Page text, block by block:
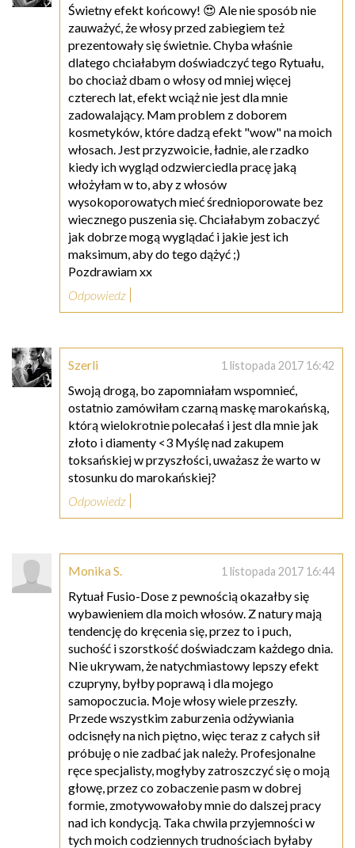
Świetny efekt końcowy! 😍 Ale nie sposób nie
zauważyć, że włosy przed zabiegiem też
prezentowały się świetnie. Chyba właśnie
dlatego chciałabym doświadczyć tego Rytuału,
bo chociaż dbam o włosy od mniej więcej
czterech lat, efekt wciąż nie jest dla mnie
zadowalający. Mam problem z doborem
kosmetyków, które dadzą efekt "wow" na moich
włosach. Jest przyzwoicie, ładnie, ale rzadko
kiedy ich wygląd odzwierciedla pracę jaką
włożyłam w to, aby z włosów
wysokoporowatych mieć średnioporowate bez
wiecznego puszenia się. Chciałabym zobaczyć
jak dobrze mogą wyglądać i jakie jest ich
maksimum, aby do tego dążyć ;)
Pozdrawiam xx
Odpowiedz
Szerli 1 listopada 2017 16:42
Swoją drogą, bo zapomniałam wspomnieć,
ostatnio zamówiłam czarną maskę marokańską,
którą wielokrotnie polecałaś i jest dla mnie jak
złoto i diamenty <3 Myślę nad zakupem
toksańskiej w przyszłości, uważasz że warto w
stosunku do marokańskiej?
Odpowiedz
Monika S. 1 listopada 2017 16:44
Rytuał Fusio-Dose z pewnością okazałby się
wybawieniem dla moich włosów. Z natury mają
tendencję do kręcenia się, przez to i puch,
suchość i szorstkość doświadczam każdego dnia.
Nie ukrywam, że natychmiastowy lepszy efekt
czupryny, byłby poprawą i dla mojego
samopoczucia. Moje włosy wiele przeszły.
Przede wszystkim zaburzenia odżywiania
odcisnęły na nich piętno, więc teraz z całych sił
próbuję o nie zadbać jak należy. Profesjonalne
ręce specjalisty, mogłyby zatroszczyć się o moją
głowę, przez co zobaczenie pasm w dobrej
formie, zmotywowałoby mnie do dalszej pracy
nad ich kondycją. Taka chwila przyjemności w
tych moich codziennych trudnościach byłaby